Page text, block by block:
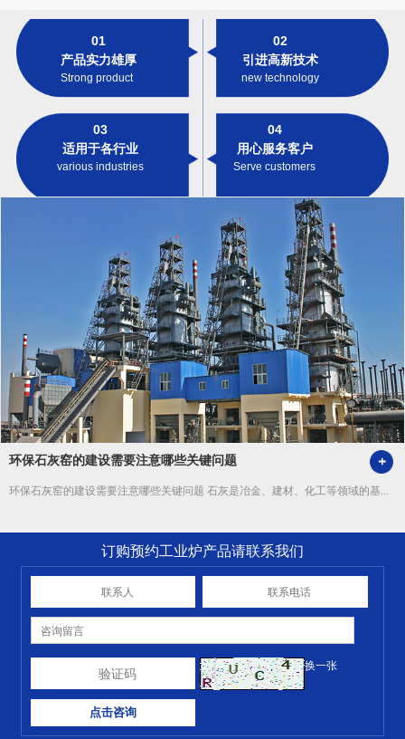
01
产品实力雄厚
Strong product
02
引进高新技术
new technology
03
适用于各行业
various industries
04
用心服务客户
Serve customers
​环保石灰窑的建设需要注意哪些关键问题
环保石灰窑的建设需要注意哪些关键问题 石灰是冶金、建材、化工等领域的基...
订购预约工业炉产品请联系我们
换一张